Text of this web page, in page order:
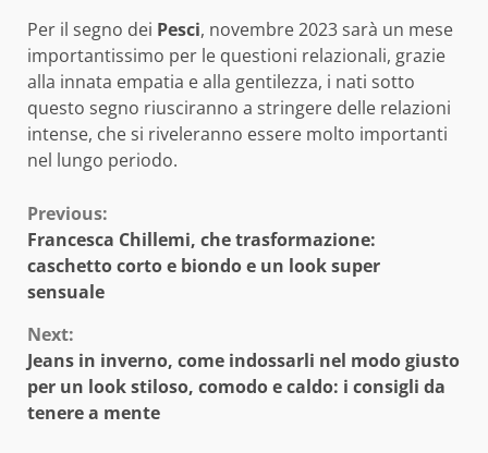
Per il segno dei Pesci, novembre 2023 sarà un mese
importantissimo per le questioni relazionali, grazie
alla innata empatia e alla gentilezza, i nati sotto
questo segno riusciranno a stringere delle relazioni
intense, che si riveleranno essere molto importanti
nel lungo periodo.
Continue
Reading
Previous:
Francesca Chillemi, che trasformazione:
caschetto corto e biondo e un look super
sensuale
Next:
Jeans in inverno, come indossarli nel modo giusto
per un look stiloso, comodo e caldo: i consigli da
tenere a mente